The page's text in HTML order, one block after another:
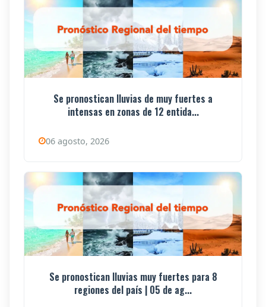
Se pronostican lluvias de muy fuertes a
intensas en zonas de 12 entida...
06 agosto, 2026
Se pronostican lluvias muy fuertes para 8
regiones del país | 05 de ag...